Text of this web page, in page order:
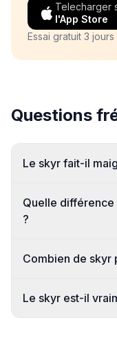
Telecharger
l'App Store
Essai gratuit 3
Questions
Le skyr fait-il
Quelle
?
Combien de skyr
Le skyr est-il